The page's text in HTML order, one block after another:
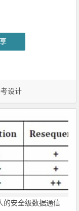
设计
的安全级数据通信